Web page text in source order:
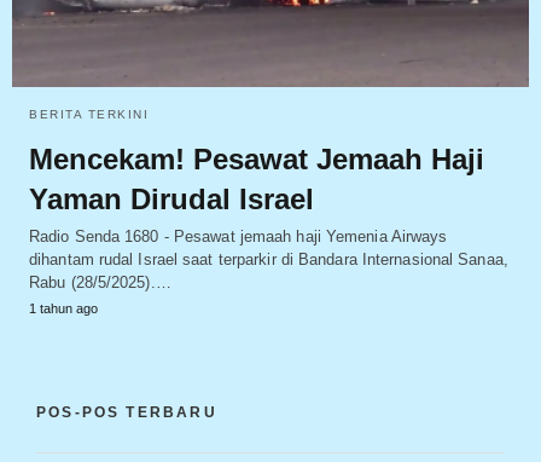
BERITA TERKINI
Mencekam! Pesawat Jemaah Haji
Yaman Dirudal Israel
Radio Senda 1680 - Pesawat jemaah haji Yemenia Airways
dihantam rudal Israel saat terparkir di Bandara Internasional Sanaa,
Rabu (28/5/2025).…
1 tahun ago
POS-POS TERBARU